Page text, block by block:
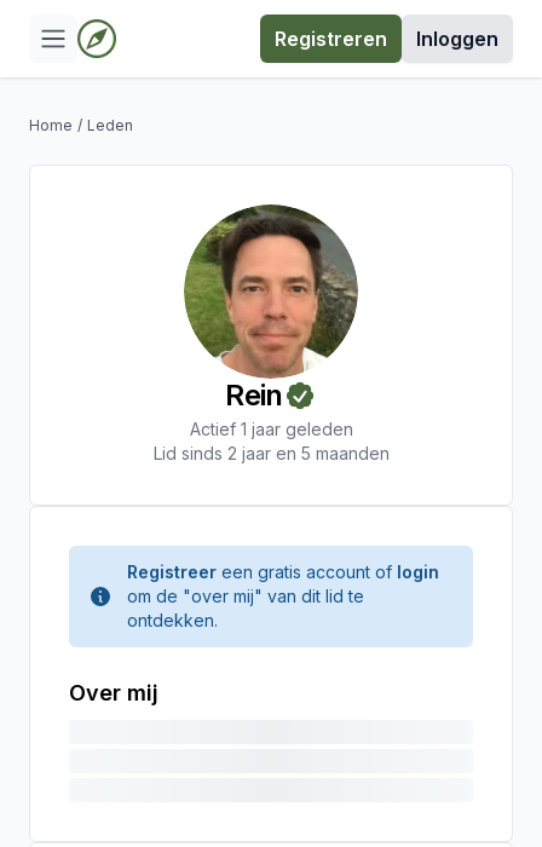
Registreren Inloggen
Home / Leden
Rein
Actief 1 jaar geleden
Lid sinds 2 jaar en 5 maanden
Registreer een gratis account of login
om de "over mij" van dit lid te
ontdekken.
Over mij